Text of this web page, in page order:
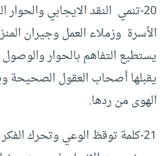
20-تنمي النقد الايجابي والحوار
الأسرة وزملاء العمل وجيران
يستطيع التفاهم بالحوار
يقبلها أصحاب العقول
الهوى من ردها.
21-كلمة توقظ الوعي وتحرك